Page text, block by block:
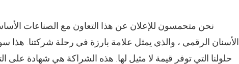
الأسنان الرقمي ، والذي يمثل علامة بارزة في رحلة شركتنا. هذا
حلولنا التي توفر قيمة لا مثيل لها. هذه الشراكة هي شهادة على